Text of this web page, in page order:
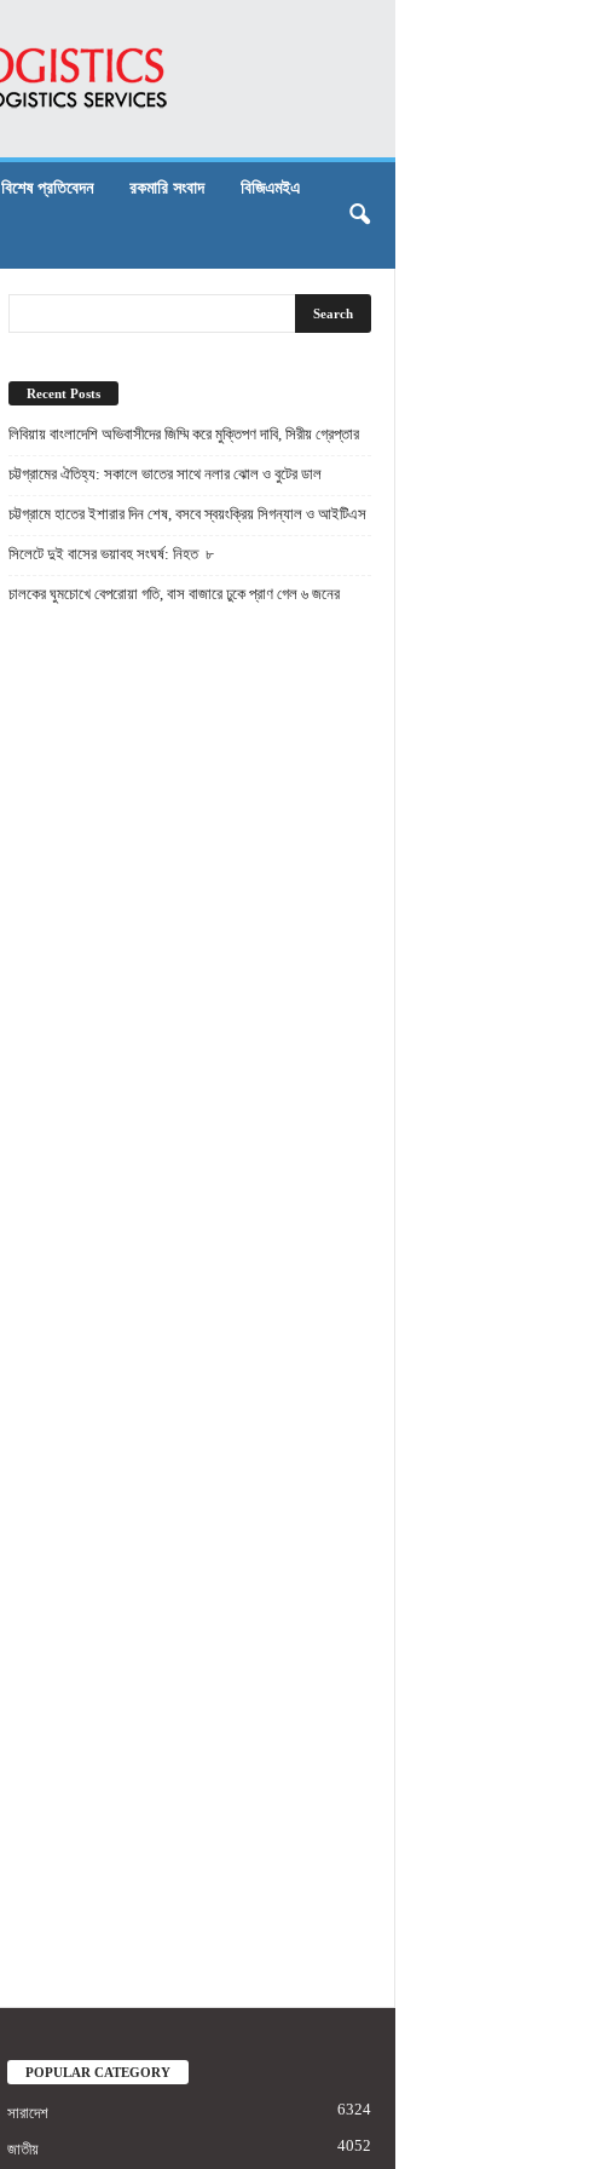
বিশেষ প্রতিবেদন রকমারি সংবাদ বিজিএমইএ
Recent Posts
লিবিয়ায় বাংলাদেশি অভিবাসীদের জিম্মি করে মুক্তিপণ দাবি, সিরীয় গ্রেপ্তার
চট্টগ্রামের ঐতিহ্য: সকালে ভাতের সাথে নলার ঝোল ও বুটের ডাল
চট্টগ্রামে হাতের ইশারার দিন শেষ, বসবে স্বয়ংক্রিয় সিগন্যাল ও আইটিএস
সিলেটে দুই বাসের ভয়াবহ সংঘর্ষ: নিহত ৮
চালকের ঘুমচোখে বেপরোয়া গতি, বাস বাজারে ঢুকে প্রাণ গেল ৬ জনের
POPULAR CATEGORY
সারাদেশ 6324
জাতীয় 4052